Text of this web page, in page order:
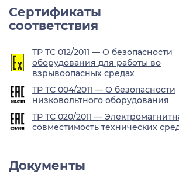
Сертификаты
соответствия
ТР ТС 012/2011 — О безопасности
оборудования для работы во
взрывоопасных средах
ТР ТС 004/2011 — О безопасности
низковольтного оборудования
ТР ТС 020/2011 —
совместимость технических
Документы